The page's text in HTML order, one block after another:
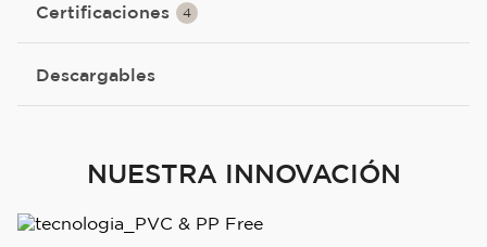
Certificaciones 4
Descargables
NUESTRA INNOVACIÓN